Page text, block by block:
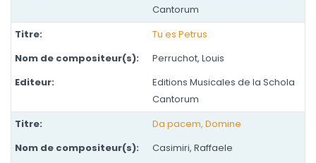
Cantorum
Tu es Petrus
Perruchot, Louis
Editions Musicales de la Schola
Cantorum
Da pacem, Domine
Casimiri, Raffaele